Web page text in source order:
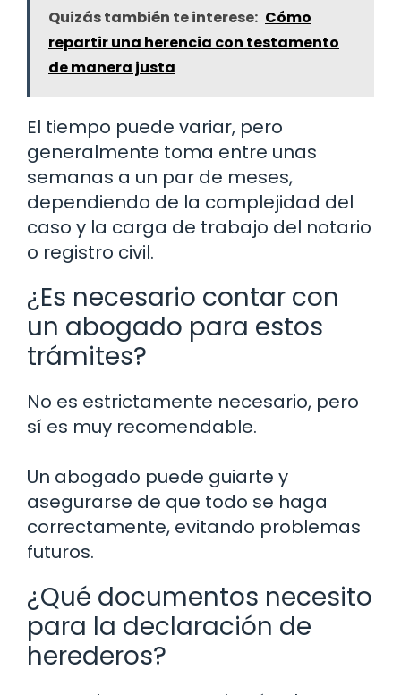
Quizás también te interese: Cómo
repartir una herencia con testamento
de manera justa
El tiempo puede variar, pero
generalmente toma entre unas
semanas a un par de meses,
dependiendo de la complejidad del
caso y la carga de trabajo del notario
o registro civil.
¿Es necesario contar con
un abogado para estos
trámites?
No es estrictamente necesario, pero
sí es muy recomendable.
Un abogado puede guiarte y
asegurarse de que todo se haga
correctamente, evitando problemas
futuros.
¿Qué documentos necesito
para la declaración de
herederos?